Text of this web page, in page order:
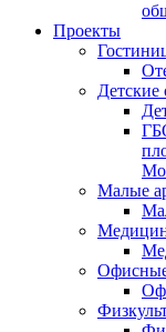
Проекты
Детские
Малые